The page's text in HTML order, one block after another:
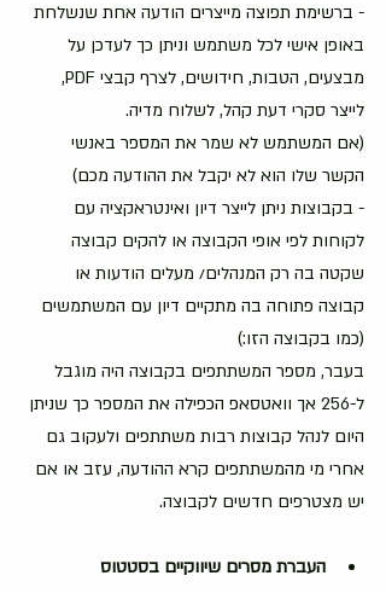
- ברשימת תפוצה מייצרים הודעה אחת שנשלחת
באופן אישי לכל משתמש וניתן כך לעדכן על
מבצעים, הטבות, חידושים, לצרף קבצי PDF,
לייצר סקרי דעת קהל, לשלוח מדיה.
(אם המשתמש לא שמר את המספר באנשי
הקשר שלו הוא לא יקבל את ההודעה מכם)
- בקבוצות ניתן לייצר דיון ואינטראקציה עם
לקוחות לפי אופי הקבוצה או להקים קבוצה
שקטה בה רק המנהלים/ מעלים הודעות או
קבוצה פתוחה בה מתקיים דיון עם המשתמשים
(כמו בקבוצה הזו:)
בעבר, מספר המשתתפים בקבוצה היה מוגבל
ל-256 אך וואטסאפ הכפילה את המספר כך שניתן
היום לנהל קבוצות רבות משתתפים ולעקוב גם
אחרי מי מהמשתתפים קרא ההודעה, עזב או אם
יש מצטרפים חדשים לקבוצה.
העברת מסרים שיווקיים בסטטוס